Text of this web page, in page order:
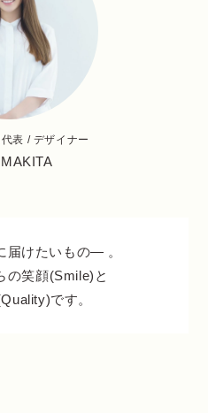
表 / デザイナー
届けたいもの― 。
の笑顔(Smile)と
です。